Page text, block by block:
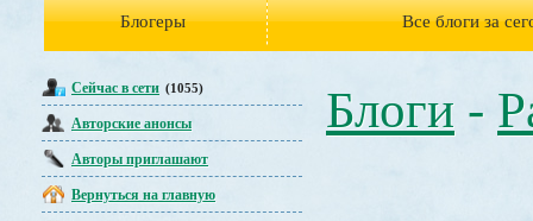
Блогеры Все блоги за
Сейчас в сети (1055)
Авторские анонсы
Авторы приглашают
Вернуться на главную
Блоги -